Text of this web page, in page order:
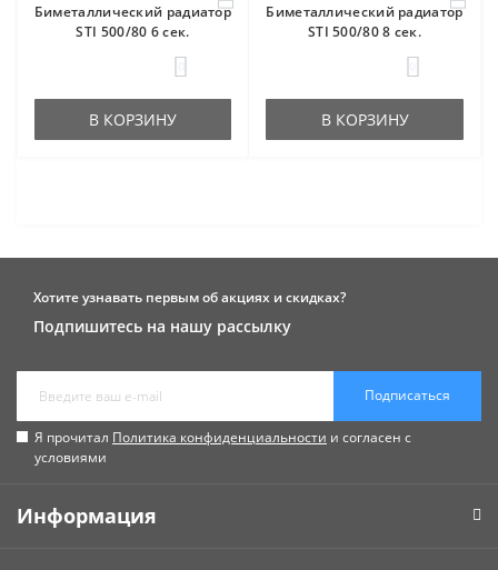
Биметаллический радиатор
STI 500/80 6 сек.
В КОРЗИНУ
Биметаллический радиатор
STI 500/80 8 сек.
В КОРЗИНУ
Хотите узнавать первым об акциях и скидках?
Подпишитесь на нашу рассылку
Подписаться
Я прочитал Политика конфиденциальности и согласен с
условиями
Информация